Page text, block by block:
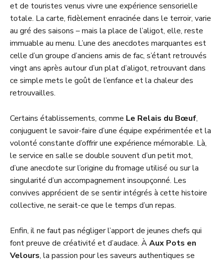
et de touristes venus vivre une expérience sensorielle
totale. La carte, fidèlement enracinée dans le terroir, varie
au gré des saisons – mais la place de l’aligot, elle, reste
immuable au menu. L’une des anecdotes marquantes est
celle d’un groupe d’anciens amis de fac, s’étant retrouvés
vingt ans après autour d’un plat d’aligot, retrouvant dans
ce simple mets le goût de l’enfance et la chaleur des
retrouvailles.
Certains établissements, comme Le Relais du Bœuf,
conjuguent le savoir-faire d’une équipe expérimentée et la
volonté constante d’offrir une expérience mémorable. Là,
le service en salle se double souvent d’un petit mot,
d’une anecdote sur l’origine du fromage utilisé ou sur la
singularité d’un accompagnement insoupçonné. Les
convives apprécient de se sentir intégrés à cette histoire
collective, ne serait-ce que le temps d’un repas.
Enfin, il ne faut pas négliger l’apport de jeunes chefs qui
font preuve de créativité et d’audace. ÀAux Pots en
Velours, la passion pour les saveurs authentiques se